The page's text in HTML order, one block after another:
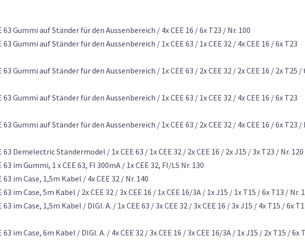
Gummi auf Ständer für den Aussenbereich / 4x CEE 16 / 6x T23 / Nr. 100
Gummi auf Ständer für den Aussenbereich / 1x CEE 63 / 1x CEE 32 / 4x CEE 16 / 6x T23
Gummi auf Ständer für den Aussenbereich / 1x CEE 63 / 2x CEE 32 / 2x CEE 16 / 2x T25 /
Gummi auf Ständer für den Aussenbereich / 1x CEE 63 / 1x CEE 32 / 4x CEE 16 / 6x T23
Gummi auf Ständer für den Aussenbereich / 1x CEE 63 / 2x CEE 32 / 4x CEE 16 / 6x T23 /
Demelectric Ständermodel / 1x CEE 63 / 1x CEE 32 / 2x CEE 16 / 2x J15 / 3x T23 / Nr. 120
im Gummi, 1 x CEE 63, FI 300mA / 1x CEE 32, FI/LS Nr. 130
im Case, 1,5m Kabel / 4x CEE 32 / Nr. 140
im Case, 5m Kabel / 2x CEE 32 / 3x CEE 16 / 1x CEE 16/3A / 1x J15 / 1x T15 / 6x T13 / Nr.
im Case, 1,5m Kabel / DIGI. A. / 1x CEE 63 / 3x CEE 32 / 3x CEE 16 / 3x J15 / 4x T15 / 6x
im Case, 6m Kabel / DIGI. A. / 4x CEE 32 / 3x CEE 16 / 3x CEE 16/3A / 1x J15 / 2x T15 / 6x